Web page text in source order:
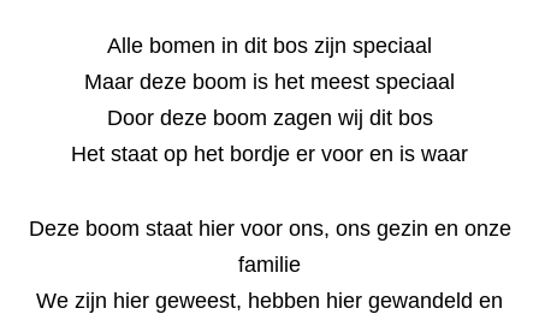
Alle bomen in dit bos zijn speciaal
Maar deze boom is het meest speciaal
Door deze boom zagen wij dit bos
Het staat op het bordje er voor en is waar
Deze boom staat hier voor ons, ons gezin en onze
familie
We zijn hier geweest, hebben hier gewandeld en